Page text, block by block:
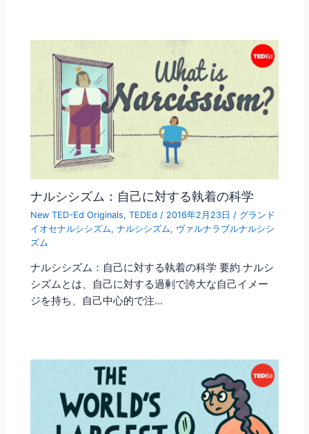
ナルシシズム：自己に対する執着の科学
New TED-Ed Originals,TEDEd / 2016年2月23日 / グランド
イオセナルシシズム,ナルシシズム, ヴァルナラブルナルシシ
ズム
ナルシシズム：自己に対する執着の科学 要約 ナルシ
シズムとは、自己に対する過剰で誇大な自己イメー
ジを持ち、自己中心的で注…